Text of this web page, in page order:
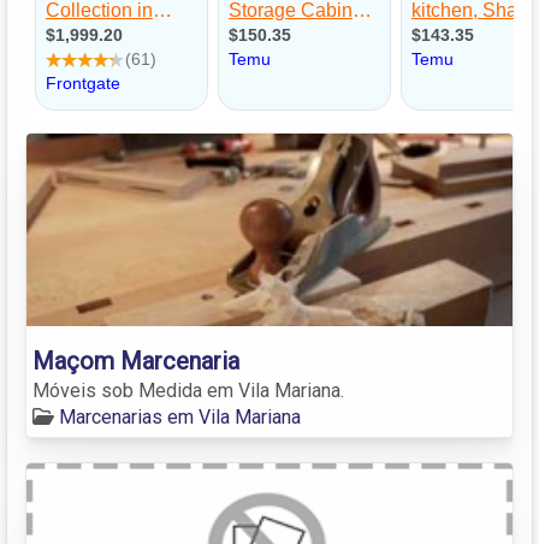
Maçom Marcenaria
Móveis sob Medida em Vila Mariana.
Marcenarias em Vila Mariana